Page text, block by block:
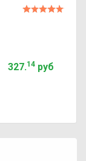
327.14руб